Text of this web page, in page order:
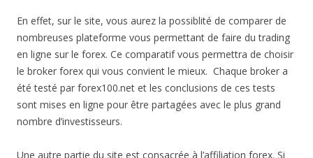
En effet, sur le site, vous aurez la possiblité de comparer de
nombreuses plateforme vous permettant de faire du trading
en ligne sur le forex. Ce comparatif vous permettra de choisir
le broker forex qui vous convient le mieux. Chaque broker a
été testé par forex100.net et les conclusions de ces tests
sont mises en ligne pour être partagées avec le plus grand
nombre d’investisseurs.
Une autre partie du site est consacrée à l’affiliation forex. Si